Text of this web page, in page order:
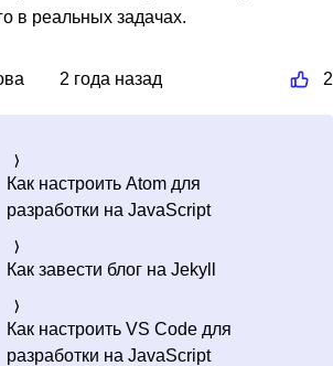
в реальных задачах.
2 года назад 2
Как настроить Atom для
разработки на JavaScript
Как завести блог на Jekyll
Как настроить VS Code для
разработки на JavaScript